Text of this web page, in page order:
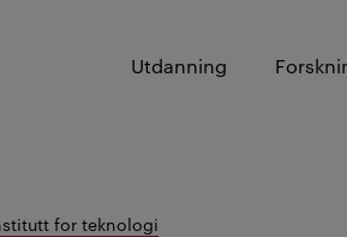
Utdanning
for teknologi